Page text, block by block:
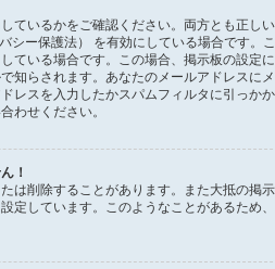
ているかをご確認ください。両方とも正し
シー保護法） を有効にしている場合です。
ている場合です。この場合、掲示板の設
知らされます。あなたのメールアドレスに
レスを入力したかスパムフィルタに引っか
わせください。
！
は削除することがあります。また大抵の掲
定しています。このようなことがあるため